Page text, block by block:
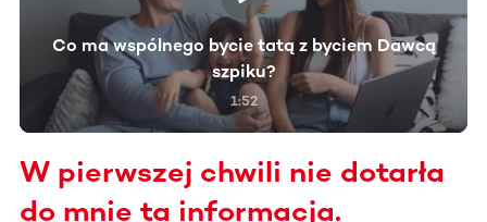
Co ma wspólnego bycie tatą z byciem Dawcą
szpiku?
1:52
W pierwszej chwili nie dotarła
do mnie ta informacja.